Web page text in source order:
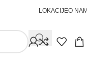
LOKACIJEO